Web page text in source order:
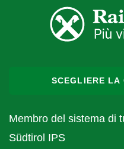
SCEGLIERE LA
Membro del sistema di
Südtirol IPS